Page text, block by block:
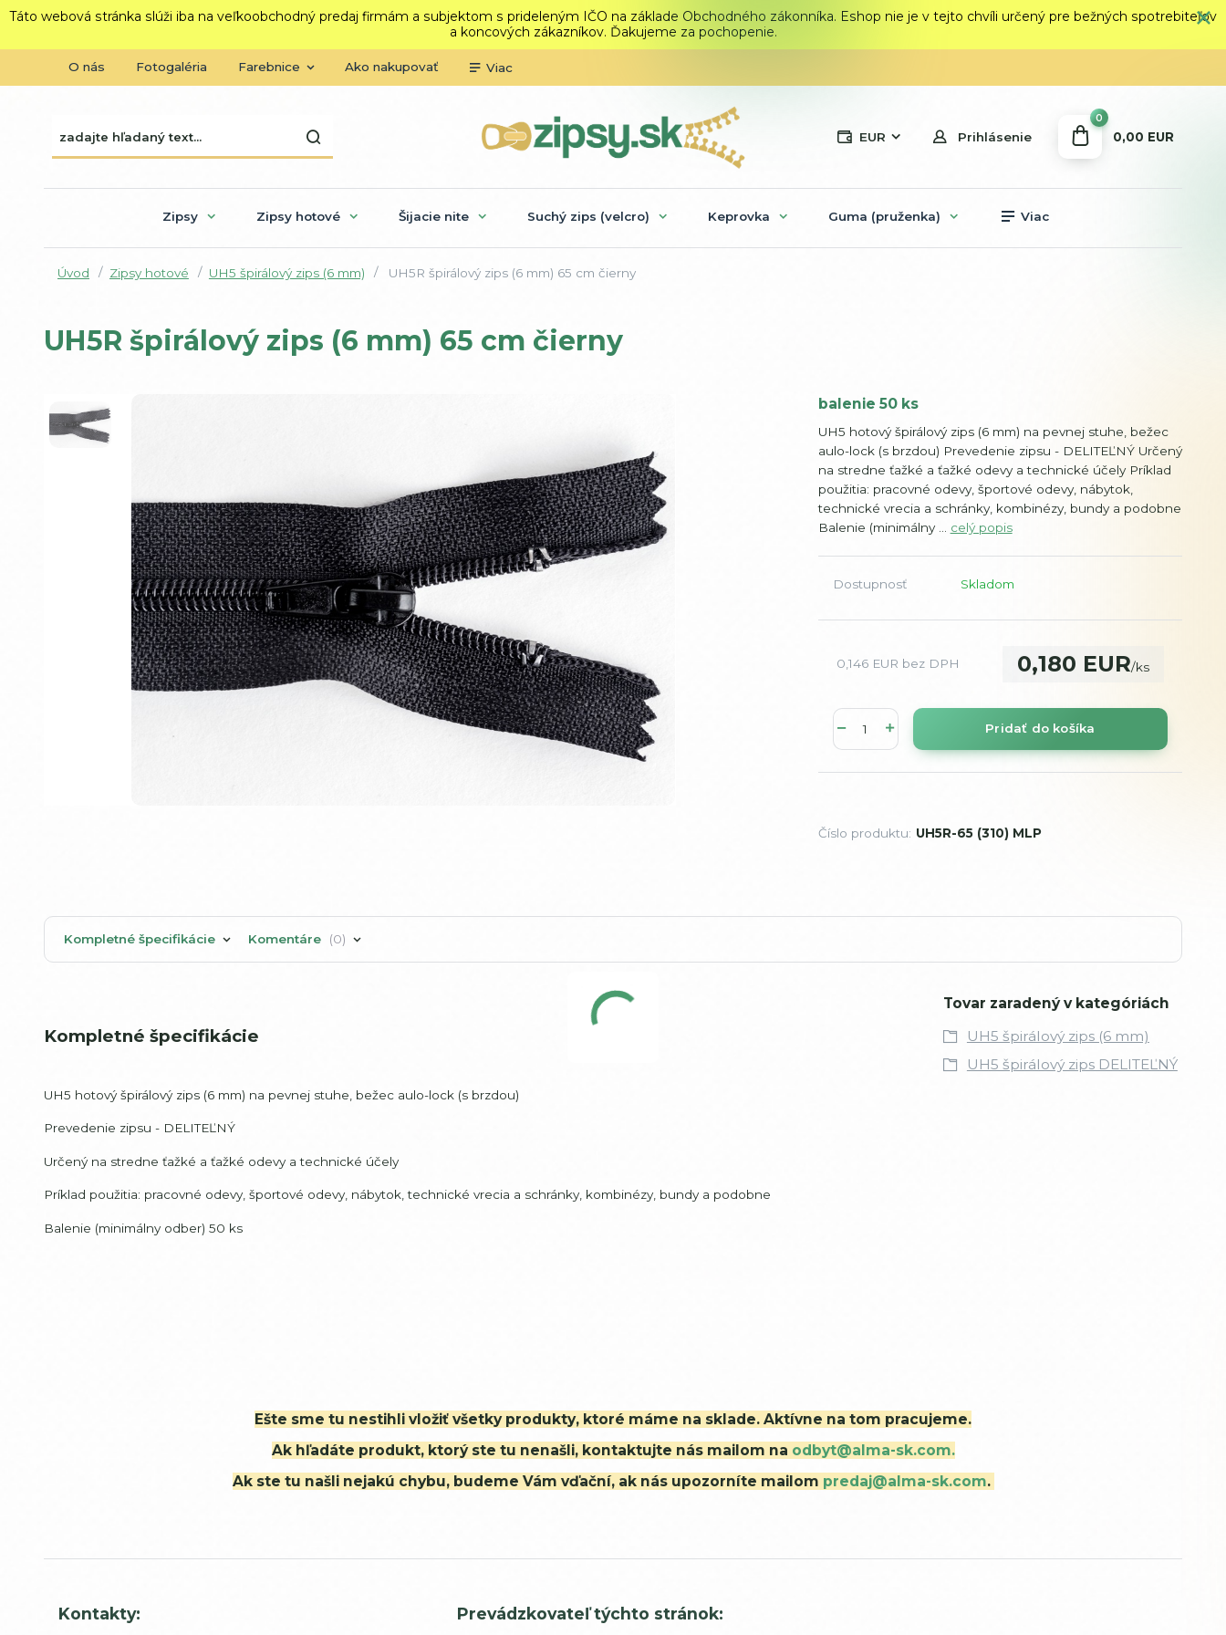
Táto webová stránka slúži iba na veľkoobchodný predaj firmám a subjektom s prideleným IČO na základe Obchodného zákonníka. Eshop nie je v tejto chvíli určený pre bežných spotrebiteľov
a koncových zákazníkov. Ďakujeme za pochopenie.
O nás Fotogaléria Farebnice Ako nakupovať Viac
EUR Prihlásenie
0
0,00 EUR
Zipsy Zipsy hotové Šijacie nite Suchý zips (velcro) Keprovka Guma (pruženka) Viac
Úvod Zipsy hotové UH5 špirálový zips (6 mm) UH5R špirálový zips (6 mm) 65 cm čierny
UH5R špirálový zips (6 mm) 65 cm čierny
balenie 50 ks
UH5 hotový špirálový zips (6 mm) na pevnej stuhe, bežec
aulo-lock (s brzdou) Prevedenie zipsu - DELITEĽNÝ Určený
na stredne ťažké a ťažké odevy a technické účely Príklad
použitia: pracovné odevy, športové odevy, nábytok,
technické vrecia a schránky, kombinézy, bundy a podobne
Balenie (minimálny ... celý popis
Dostupnosť Skladom
0,180 EUR/ks
0,146 EUR bez DPH
Pridať do košíka
Číslo produktu: UH5R-65 (310) MLP
Kompletné špecifikácie Komentáre 0
Kompletné špecifikácie
UH5 hotový špirálový zips (6 mm) na pevnej stuhe, bežec aulo-lock (s brzdou)
Prevedenie zipsu - DELITEĽNÝ
Určený na stredne ťažké a ťažké odevy a technické účely
Príklad použitia: pracovné odevy, športové odevy, nábytok, technické vrecia a schránky, kombinézy, bundy a podobne
Balenie (minimálny odber) 50 ks
Tovar zaradený v kategóriách
UH5 špirálový zips (6 mm)
UH5 špirálový zips DELITEĽNÝ
Ešte sme tu nestihli vložiť všetky produkty, ktoré máme na sklade. Aktívne na tom pracujeme.
Ak hľadáte produkt, ktorý ste tu nenašli, kontaktujte nás mailom na odbyt@alma-sk.com.
Ak ste tu našli nejakú chybu, budeme Vám vďační, ak nás upozorníte mailom predaj@alma-sk.com.
Kontakty: Prevádzkovateľ týchto stránok: